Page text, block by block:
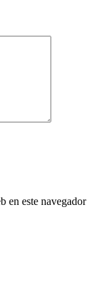
en este navegador